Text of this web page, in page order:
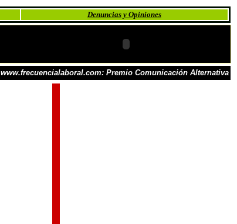
Denuncias y Opiniones
www.frecuencialaboral.com: Premio Comunicación Alternativa